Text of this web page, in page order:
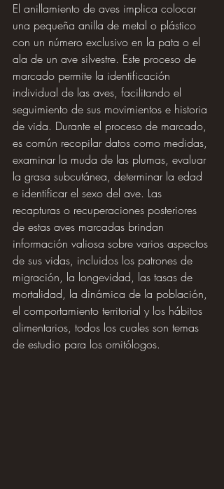
El anillamiento de aves implica colocar
una pequeña anilla de metal o plástico
con un número exclusivo en la pata o el
ala de un ave silvestre. Este proceso de
marcado permite la identificación
individual de las aves, facilitando el
seguimiento de sus movimientos e historia
de vida. Durante el proceso de marcado,
es común recopilar datos como medidas,
examinar la muda de las plumas, evaluar
la grasa subcutánea, determinar la edad
e identificar el sexo del ave. Las
recapturas o recuperaciones posteriores
de estas aves marcadas brindan
información valiosa sobre varios aspectos
de sus vidas, incluidos los patrones de
migración, la longevidad, las tasas de
mortalidad, la dinámica de la población,
el comportamiento territorial y los hábitos
alimentarios, todos los cuales son temas
de estudio para los ornitólogos.